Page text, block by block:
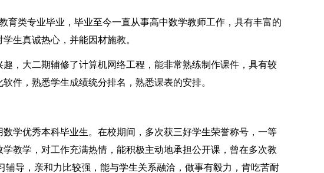
育类专业毕业，毕业至今一直从事高中数学教师工作，具有丰富的
生真诚热心，并能因材施教。
，大二期辅修了计算机网络工程，能非常熟练制作课件，具有较
件，熟悉学生成绩统分排名，熟悉课表的安排。
学优秀本科毕业生。在校期间，多次获三好学生荣誉称号，一等
教学，对工作充满热情，能积极主动地承担公开课，曾在多次教
辅导，亲和力比较强，能与学生关系融洽，做事有毅力，肯吃苦耐